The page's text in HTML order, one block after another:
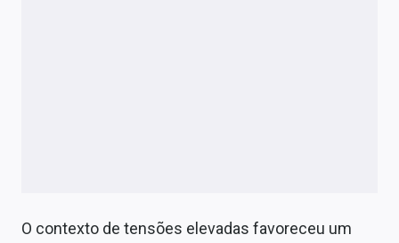
O contexto de tensões elevadas favoreceu um